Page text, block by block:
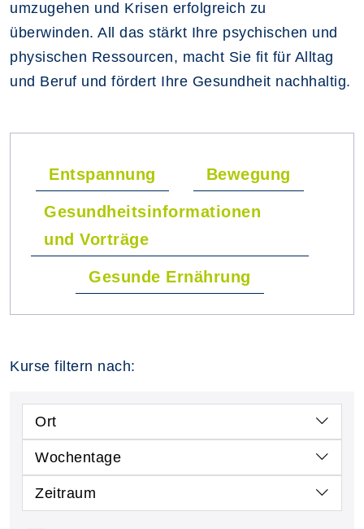
umzugehen und Krisen erfolgreich zu
überwinden. All das stärkt Ihre psychischen und
physischen Ressourcen, macht Sie fit für Alltag
und Beruf und fördert Ihre Gesundheit nachhaltig.
Entspannung Bewegung
Gesundheitsinformationen
und Vorträge
Gesunde Ernährung
Kurse filtern nach:
Ort
Wochentage
Zeitraum